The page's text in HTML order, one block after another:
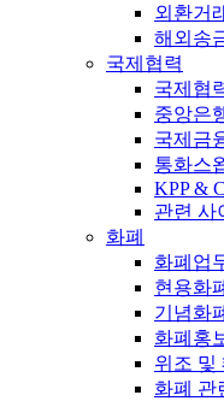
외환거
해외송
국제협력
국제협
중앙은
국제금
통화스
KPP &
관련 사
화폐
화폐업
현용화폐
기념화폐
화폐홍
위조 및
화폐 관